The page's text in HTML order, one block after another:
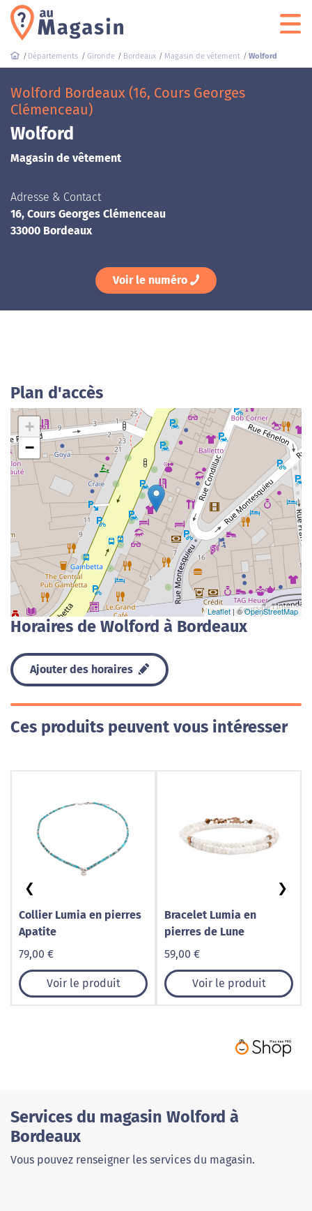
Départements Gironde Bordeaux Magasin de vêtement Wolford
Wolford Bordeaux (16, Cours Georges
Clémenceau)
Wolford
Magasin de vêtement
Adresse & Contact
16, Cours Georges Clémenceau
33000 Bordeaux
Voir le numéro
Plan d'accès
+
−
Leaflet | ©OpenStreetMap
Horaires de Wolford à Bordeaux
Ajouter des horaires
Ces produits peuvent vous intéresser
Collier Lumia en pierres
Apatite
79,00 €
Voir le produit
Bracelet Lumia en
pierres de Lune
59,00 €
Voir le produit
❮ ❯
Services du magasin Wolford à
Bordeaux
Vous pouvez renseigner les services du magasin.